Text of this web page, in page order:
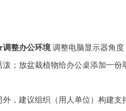
办公环境调整电脑显示器角
泼；放盆栽植物给办公桌添加一份
建议组织（用人单位）构建支